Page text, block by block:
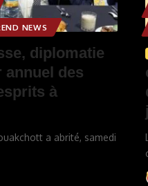
NEWS
diplomatie
annuel des
à
a abrité, samedi